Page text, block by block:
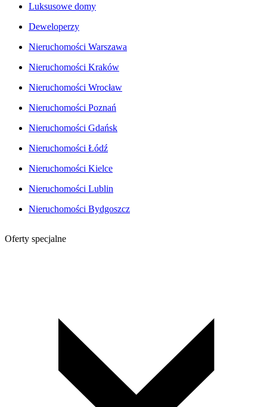
Luksusowe domy
Deweloperzy
Nieruchomości Warszawa
Nieruchomości Kraków
Nieruchomości Wrocław
Nieruchomości Poznań
Nieruchomości Gdańsk
Nieruchomości Łódź
Nieruchomości Kielce
Nieruchomości Lublin
Nieruchomości Bydgoszcz
Oferty specjalne